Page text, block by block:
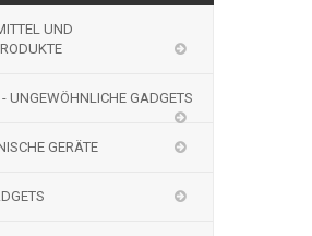
UND
- UNGEWÖHNLICHE GADGETS
GERÄTE